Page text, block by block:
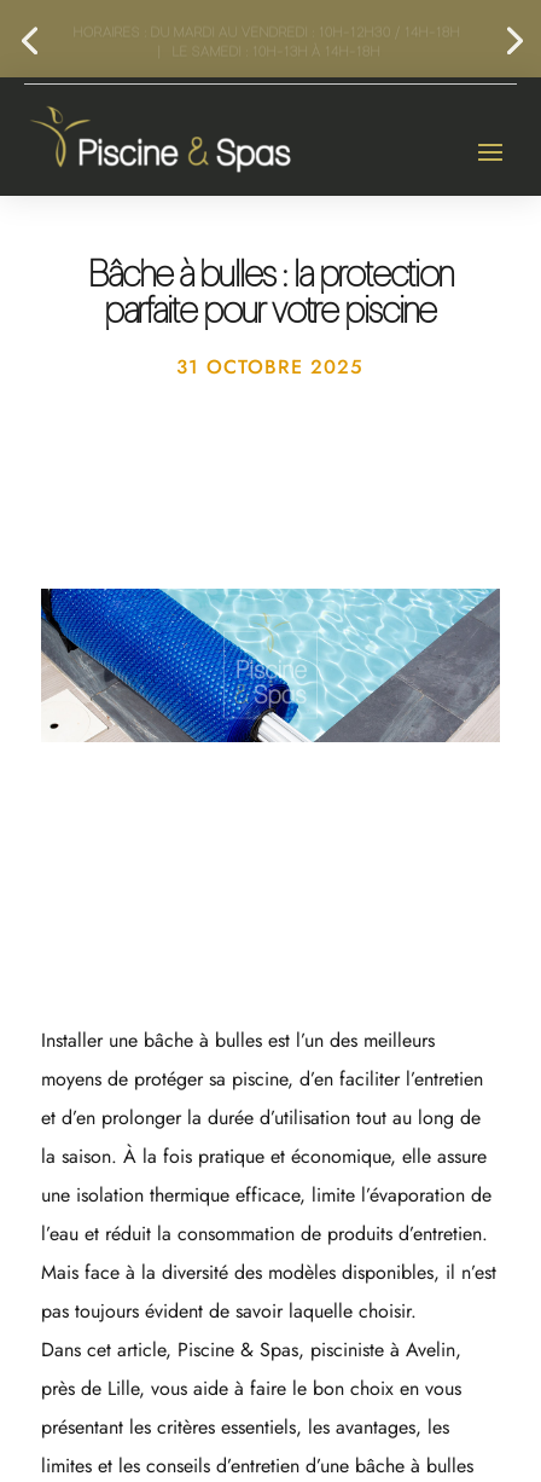
HORAIRES : DU MARDI AU VENDREDI :
10H-12H30 / 14H-18H
LE SAMEDI : 10H-13H À 14H-18H
Bâche à bulles : la protection
parfaite pour votre piscine
31 OCTOBRE 2025
Installer une bâche à bulles est l’un des meilleurs
moyens de protéger sa piscine, d’en faciliter l’entretien
et d’en prolonger la durée d’utilisation tout au long de
la saison. À la fois pratique et économique, elle assure
une isolation thermique efficace, limite l’évaporation de
l’eau et réduit la consommation de produits d’entretien.
Mais face à la diversité des modèles disponibles, il n’est
pas toujours évident de savoir laquelle choisir.
Dans cet article, Piscine & Spas, pisciniste à Avelin,
près de Lille, vous aide à faire le bon choix en vous
présentant les critères essentiels, les avantages, les
limites et les conseils d’entretien d’une bâche à bulles